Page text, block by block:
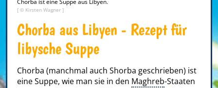
[ © Kirsten Wagner ]
Chorba aus Libyen - Rezept für
libysche Suppe
Chorba (manchmal auch Shorba geschrieben) ist
eine Suppe, wie man sie in den Maghreb-Staaten